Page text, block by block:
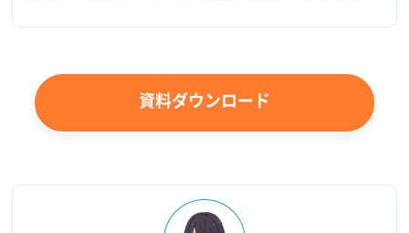
資料ダウンロード